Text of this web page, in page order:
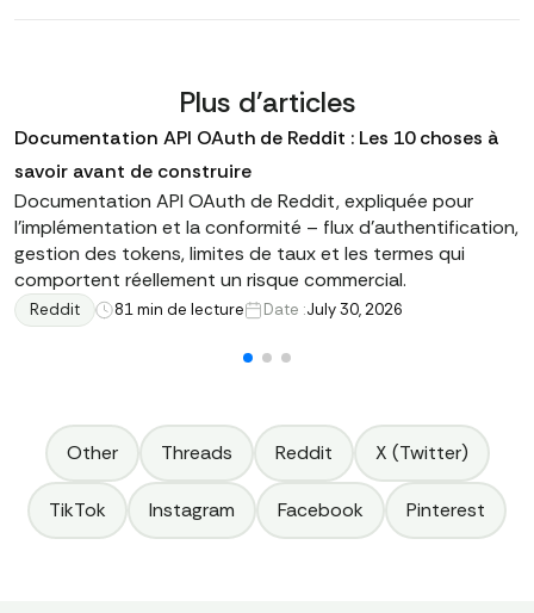
Plus d'articles
Documentation API OAuth de Reddit : Les 10 choses à
savoir avant de construire
Documentation API OAuth de Reddit, expliquée pour
l'implémentation et la conformité – flux d'authentification,
gestion des tokens, limites de taux et les termes qui
comportent réellement un risque commercial.
Reddit 81 min de lecture Date :July 30, 2026
Other Threads Reddit X (Twitter)
TikTok Instagram Facebook Pinterest